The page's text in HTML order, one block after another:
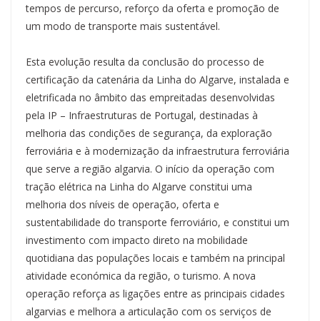
tempos de percurso, reforço da oferta e promoção de
um modo de transporte mais sustentável.
Esta evolução resulta da conclusão do processo de
certificação da catenária da Linha do Algarve, instalada e
eletrificada no âmbito das empreitadas desenvolvidas
pela IP – Infraestruturas de Portugal, destinadas à
melhoria das condições de segurança, da exploração
ferroviária e à modernização da infraestrutura ferroviária
que serve a região algarvia. O início da operação com
tração elétrica na Linha do Algarve constitui uma
melhoria dos níveis de operação, oferta e
sustentabilidade do transporte ferroviário, e constitui um
investimento com impacto direto na mobilidade
quotidiana das populações locais e também na principal
atividade económica da região, o turismo. A nova
operação reforça as ligações entre as principais cidades
algarvias e melhora a articulação com os serviços de